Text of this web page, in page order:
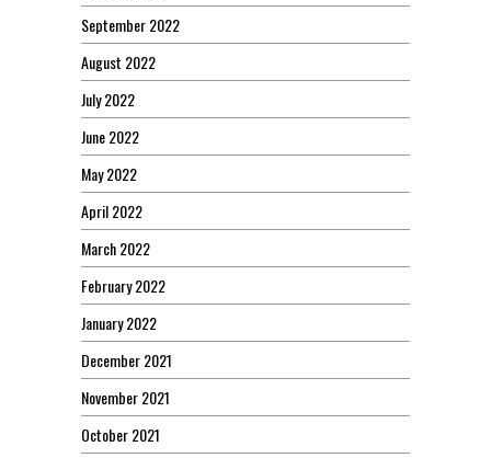
September 2022
August 2022
July 2022
June 2022
May 2022
April 2022
March 2022
February 2022
January 2022
December 2021
November 2021
October 2021